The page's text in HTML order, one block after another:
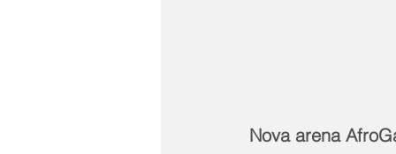
Nova arena